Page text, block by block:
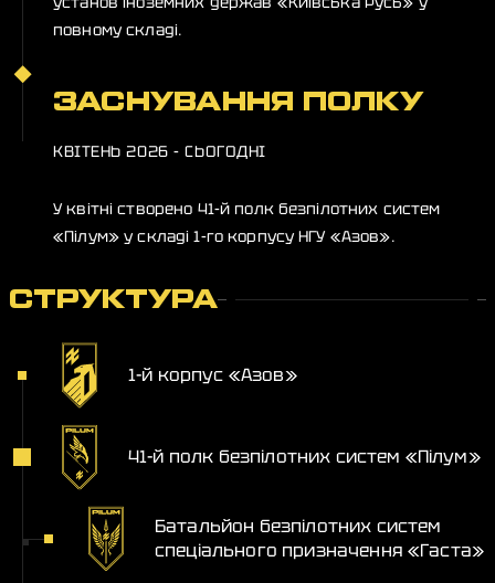
повному складі.
ЗАСНУВАННЯ ПОЛКУ
КВІТЕНЬ 2026 - СЬОГОДНІ
У квітні створено 41-й полк безпілотних систем
«Пілум» у складі 1-го корпусу НГУ «Азов».
СТРУКТУРА
1-й корпус «Азов»
41-й полк безпілотних систем «Пілум»
Батальйон безпілотних систем
спеціального призначення «Гаста»